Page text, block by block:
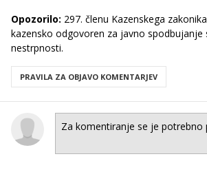
Opozorilo: 297. členu Kazenskega
kazensko odgovoren za javno spodbujanje
nestrpnosti.
PRAVILA ZA OBJAVO KOMENTARJEV